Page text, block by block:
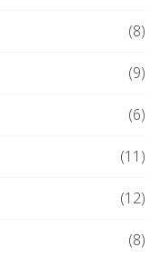
(8)
(9)
(6)
(11)
(12)
(8)